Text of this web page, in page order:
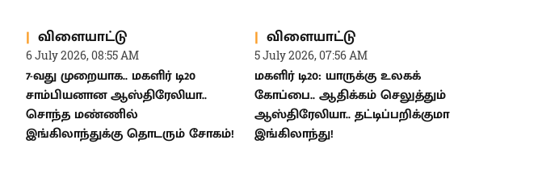
விளையாட்டு
6 July 2026, 08:55 AM
7-வது முறையாக.. மகளிர் டி20
சாம்பியனான ஆஸ்திரேலியா..
சொந்த மண்ணில்
இங்கிலாந்துக்கு தொடரும் சோகம்!
விளையாட்டு
5 July 2026, 07:56 AM
மகளிர் டி20: யாருக்கு உலகக்
கோப்பை.. ஆதிக்கம் செலுத்தும்
ஆஸ்திரேலியா.. தட்டிப்பறிக்குமா
இங்கிலாந்து!